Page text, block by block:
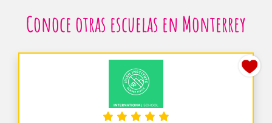
Conoce otras escuelas en Monterrey